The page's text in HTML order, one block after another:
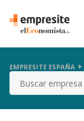
EMPRESITE ESPAÑA
Buscar